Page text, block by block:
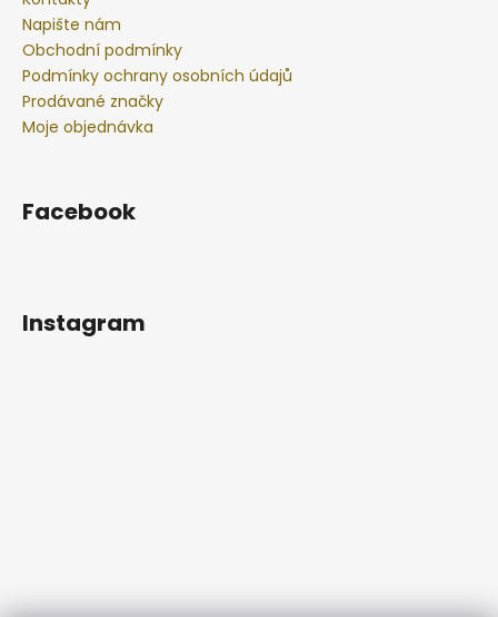
Napište nám
Obchodní podmínky
Podmínky ochrany osobních údajů
Prodávané značky
Moje objednávka
Facebook
Instagram